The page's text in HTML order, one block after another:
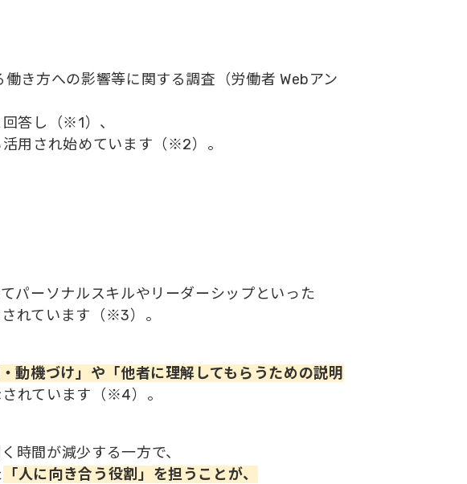
き方への影響等に関する調査（労働者 Webアン
答し（※1）、
用され始めています（※2）。
パーソナルスキルやリーダーシップといった
れています（※3）。
動機づけ」や「他者に理解してもらうための説明
れています（※4）。
時間が減少する一方で、
「人に向き合う役割」を担うことが、